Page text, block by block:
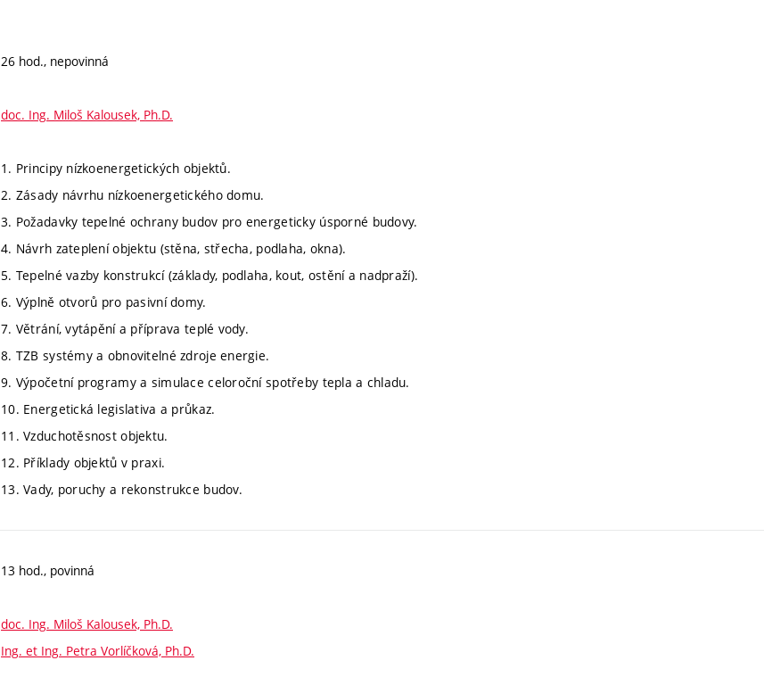
26 hod., nepovinná
doc. Ing. Miloš Kalousek, Ph.D.
1. Principy nízkoenergetických objektů.
2. Zásady návrhu nízkoenergetického domu.
3. Požadavky tepelné ochrany budov pro energeticky úsporné budovy.
4. Návrh zateplení objektu (stěna, střecha, podlaha, okna).
5. Tepelné vazby konstrukcí (základy, podlaha, kout, ostění a nadpraží).
6. Výplně otvorů pro pasivní domy.
7. Větrání, vytápění a příprava teplé vody.
8. TZB systémy a obnovitelné zdroje energie.
9. Výpočetní programy a simulace celoroční spotřeby tepla a chladu.
10. Energetická legislativa a průkaz.
11. Vzduchotěsnost objektu.
12. Příklady objektů v praxi.
13. Vady, poruchy a rekonstrukce budov.
13 hod., povinná
doc. Ing. Miloš Kalousek, Ph.D.
Ing. et Ing. Petra Vorlíčková, Ph.D.